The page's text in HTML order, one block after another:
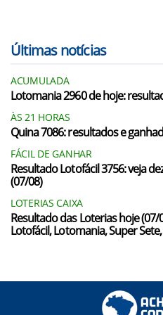
Últimas notícias
ACUMULADA
Lotomania 2960 de hoje:
ÀS 21 HORAS
Quina 7086: resultados e
FÁCIL DE GANHAR
Resultado Lotofácil 3756: veja
(07/08)
LOTERIAS CAIXA
Resultado das Loterias hoje
Lotofácil, Lotomania, Super